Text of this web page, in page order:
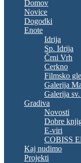
Domov
Novice
Dogodki
Enote
Idrija
Sp. Idrija
Črni Vrh
Cerkno
Filmsko
Galerija
Galerija
Gradiva
Novosti
Dobre
E-viri
COBISS
Kaj nudimo
Projekti